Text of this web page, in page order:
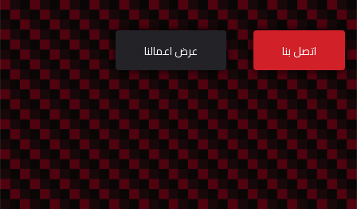
اتصل بنا عرض اعمالنا